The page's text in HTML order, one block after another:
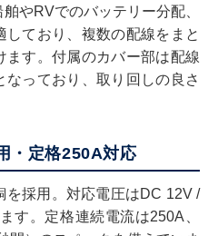
やRVでのバッテリー分配、
ており、複数の配線をまと
ます。付属のカバー部は配線
なっており、取り回しの良さ
・定格250A対応
を採用。対応電圧はDC 12V /
す。定格連続電流は250A、